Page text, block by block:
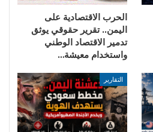
الحرب الاقتصادية على
اليمن.. تقرير حقوقي يوثق
تدمير الاقتصاد الوطني
واستخدام معيشة…
التقارير